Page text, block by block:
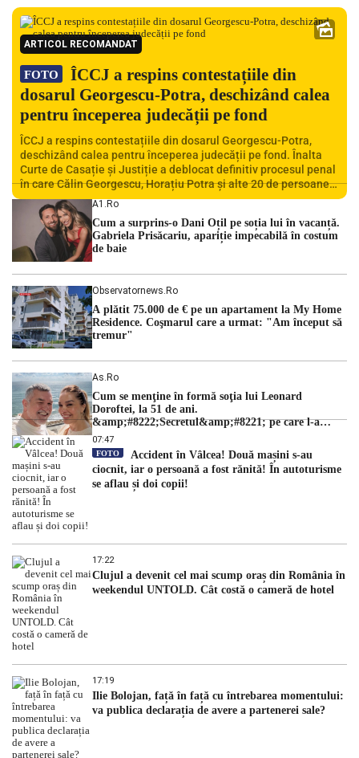
ARTICOL RECOMANDAT
FOTO
ÎCCJ a respins contestațiile din
dosarul Georgescu-Potra, deschizând calea
pentru începerea judecății pe fond
ÎCCJ a respins contestațiile din dosarul Georgescu-Potra,
deschizând calea pentru începerea judecății pe fond. Înalta
Curte de Casație și Justiție a deblocat definitiv procesul penal
în care Călin Georgescu, Horațiu Potra și alte 20 de persoane
sunt acuzați de acțiuni îndreptate împotriva ordinii
constituționale. În ședința din camera preliminară, judecătorii
de la instanța supremă au […]
A1.ro
Cum a surprins-o Dani Oțil pe soția lui în vacanță.
Gabriela Prisăcariu, apariție impecabilă în costum
de baie
Observatornews.ro
A plătit 75.000 de € pe un apartament la My Home
Residence. Coşmarul care a urmat: "Am început să
tremur"
As.ro
Cum se menţine în formă soţia lui Leonard
Doroftei, la 51 de ani.
&amp;#8222;Secretul&amp;#8221; pe care l-a
dezvăluit
07:47
FOTO
Accident în Vâlcea! Două mașini s-au
ciocnit, iar o persoană a fost rănită! În autoturisme
se aflau și doi copii!
17:22
Clujul a devenit cel mai scump oraș din România în
weekendul UNTOLD. Cât costă o cameră de hotel
17:19
Ilie Bolojan, față în față cu întrebarea momentului:
va publica declarația de avere a partenerei sale?